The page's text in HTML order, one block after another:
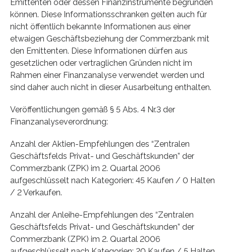
Emittenten oder dessen Finanzinstrumente begründen
können. Diese Informationsschranken gelten auch für
nicht öffentlich bekannte Informationen aus einer
etwaigen Geschäftsbeziehung der Commerzbank mit
den Emittenten. Diese Informationen dürfen aus
gesetzlichen oder vertraglichen Gründen nicht im
Rahmen einer Finanzanalyse verwendet werden und
sind daher auch nicht in dieser Ausarbeitung enthalten.
Veröffentlichungen gemäß § 5 Abs. 4 Nr.3 der
Finanzanalyseverordnung:
Anzahl der Aktien-Empfehlungen des “Zentralen
Geschäftsfelds Privat- und Geschäftskunden” der
Commerzbank (ZPK) im 2. Quartal 2006
aufgeschlüsselt nach Kategorien: 45 Kaufen / 0 Halten
/ 2 Verkaufen.
Anzahl der Anleihe-Empfehlungen des “Zentralen
Geschäftsfelds Privat- und Geschäftskunden” der
Commerzbank (ZPK) im 2. Quartal 2006